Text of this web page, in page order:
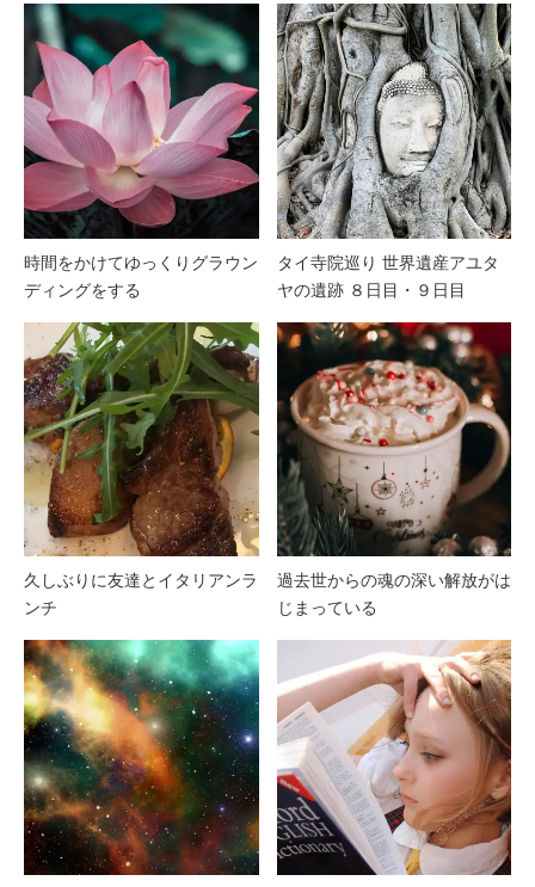
時間をかけてゆっくりグラウン
ディングをする
タイ寺院巡り 世界遺産アユタ
ヤの遺跡 ８日目・９日目
久しぶりに友達とイタリアンラ
ンチ
過去世からの魂の深い解放がは
じまっている